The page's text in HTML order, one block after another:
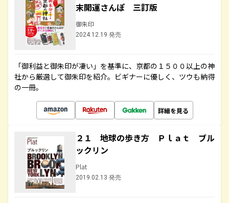
末開運さんぽ 三訂版
御朱印
2024.12.19 発売
「御利益と御朱印が凄い」を基準に、京都の１５００以上の神
社から厳選して御朱印を紹介。ビギナーに優しく、ツウも納得
の一冊。
詳細を見る
２１ 地球の歩き方 Ｐｌａｔ ブル
ックリン
Plat
2019.02.13 発売